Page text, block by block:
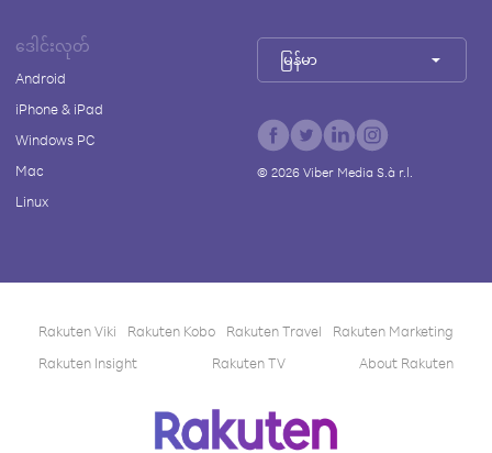
ဒေါင်းလုတ်
Android
iPhone & iPad
Windows PC
Mac
Linux
မြန်မာ
© 2026Viber Media S.à r.l.
Rakuten Viki Rakuten Kobo Rakuten Travel
Rakuten Marketing
Rakuten Insight
Rakuten TV About Rakuten